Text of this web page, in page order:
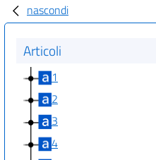
nascondi
Articoli
1
2
3
4